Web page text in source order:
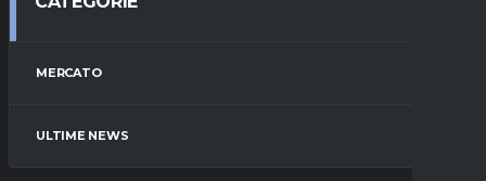
MERCATO
ULTIME NEWS